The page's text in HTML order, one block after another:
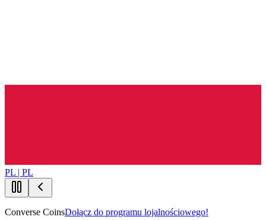
PL | PL
Converse CoinsDołącz do programu lojalnościowego!